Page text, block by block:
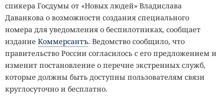
спикера Госдумы от «Новых людей» Владислава
Даванкова о возможности создания специального
номера для уведомления о беспилотниках, сообщает
издание Коммерсантъ. Ведомство сообщило, что
правительство России согласилось с его предложением и
изменит постановление о перечне экстренных служб,
которые должны быть доступны пользователям связи
круглосуточно и бесплатно.